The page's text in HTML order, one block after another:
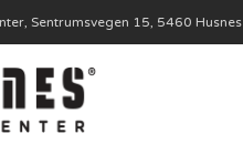
Sentrumsvegen 15, 5460 Husnes